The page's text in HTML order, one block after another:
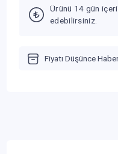
Ürünü 14 gün
edebilirsiniz.
Fiyatı Düşünce